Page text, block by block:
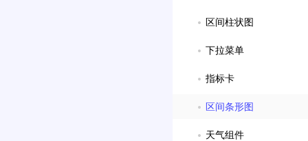
区间柱状图
下拉菜单
指标卡
区间条形图
天气组件